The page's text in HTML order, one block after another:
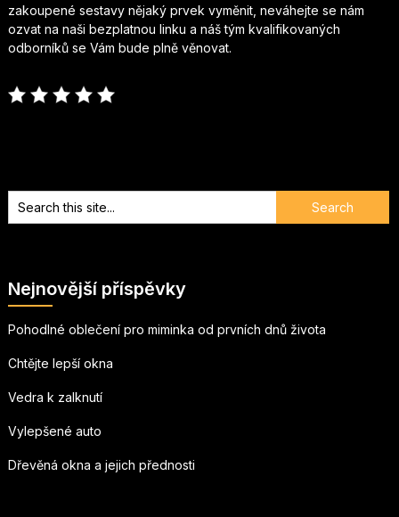
zakoupené sestavy nějaký prvek vyměnit, neváhejte se nám
ozvat na naši bezplatnou linku a náš tým kvalifikovaných
odborníků se Vám bude plně věnovat.
Nejnovější příspěvky
Pohodlné oblečení pro miminka od prvních dnů života
Chtějte lepší okna
Vedra k zalknutí
Vylepšené auto
Dřevěná okna a jejich přednosti